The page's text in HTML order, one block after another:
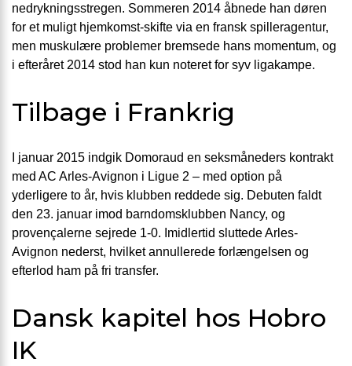
nedrykningsstregen. Sommeren 2014 åbnede han døren
for et muligt hjemkomst-skifte via en fransk spilleragentur,
men muskulære problemer bremsede hans momentum, og
i efteråret 2014 stod han kun noteret for syv ligakampe.
Tilbage i Frankrig
I januar 2015 indgik Domoraud en seksmåneders kontrakt
med AC Arles-Avignon i Ligue 2 – med option på
yderligere to år, hvis klubben reddede sig. Debuten faldt
den 23. januar imod barndomsklubben Nancy, og
provençalerne sejrede 1-0. Imidlertid sluttede Arles-
Avignon nederst, hvilket annullerede forlængelsen og
efterlod ham på fri transfer.
Dansk kapitel hos Hobro
IK